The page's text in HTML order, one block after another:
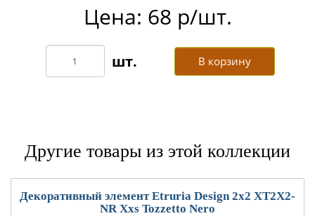
Цена: 68 р/шт.
В корзину
Другие товары из этой коллекции
Декоративный элемент Etruria Design 2x2 XT2X2-
NR Xxs Tozzetto Nero